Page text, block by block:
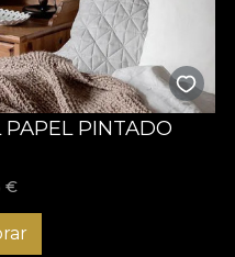
PAPEL PINTADO
€